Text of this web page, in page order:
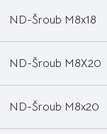
ND-Šroub M8x18
ND-Šroub M8X20
ND-Šroub M8x20